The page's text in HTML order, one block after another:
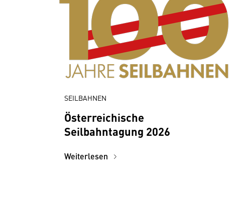
SEILBAHNEN
Österreichische
Seilbahntagung 2026
Weiterlesen